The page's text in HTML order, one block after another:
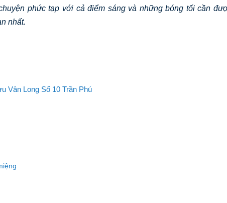
phức tạp với cả điểm sáng và những bóng tối cần
nhất.
Vân Long Số 10 Trần Phú